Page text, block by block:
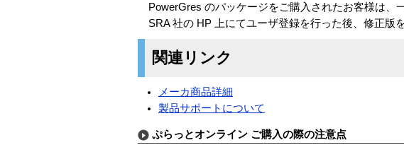
PowerGres のパッケージをご購入されたお客様は、
SRA 社の HP 上にてユーザ登録を行った後、修正版
関連リンク
メーカ商品詳細
製品サポートについて
ぷらっとオンライン ご購入の際の注意点